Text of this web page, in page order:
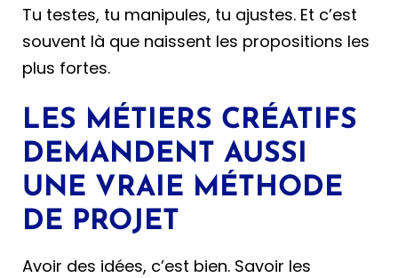
Tu testes, tu manipules, tu ajustes. Et c’est
souvent là que naissent les propositions les
plus fortes.
LES MÉTIERS CRÉATIFS
DEMANDENT AUSSI
UNE VRAIE MÉTHODE
DE PROJET
Avoir des idées, c’est bien. Savoir les